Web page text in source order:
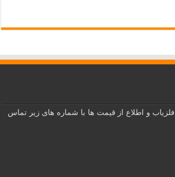
و اطلاع از قیمت ها با شماره های زیر تماس